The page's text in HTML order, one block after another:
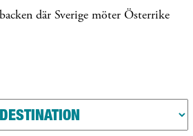
där Sverige möter Österrike